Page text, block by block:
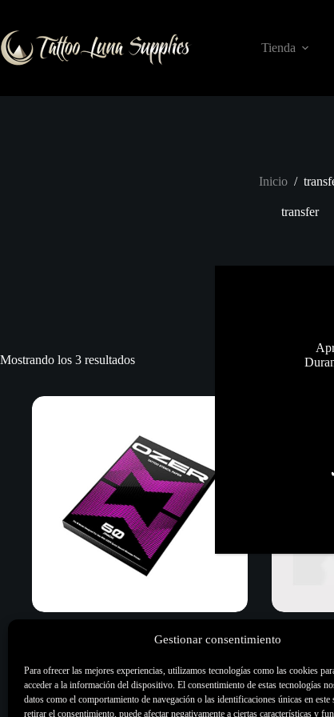
Gestionar consentimiento
Para ofrecer las mejores experiencias, utilizamos tecnologías como las cookies
acceder a la información del dispositivo. El consentimiento de estas tecnologías
datos como el comportamiento de navegación o las identificaciones únicas en
retirar el consentimiento, puede afectar negativamente a ciertas características y
contenido
Tienda
Inicio /
transfer
Mostrando los 3 resultadosOrdenado
Stencil,Todo
Roll Paper